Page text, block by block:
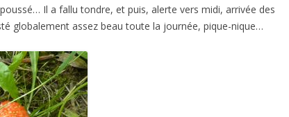
Il a fallu tondre, et puis, alerte vers midi, arrivée des
globalement assez beau toute la journée, pique-nique…